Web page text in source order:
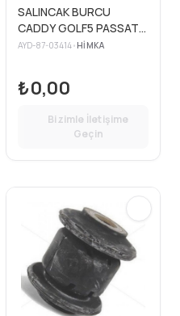
SALINCAK BURCU
CADDY GOLF5 PASSAT
A3 OCT JETTA 04-10
AYD-87-03414• HIMKA
₺0,00
Bizimle İletişime
Geçin